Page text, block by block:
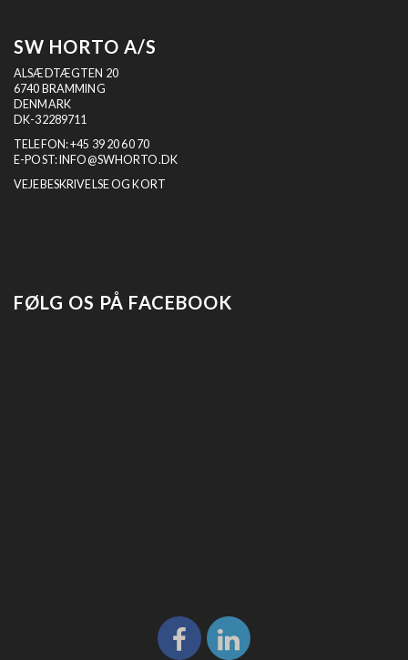
SW HORTO A/S
ALSÆDTÆGTEN 20
6740 BRAMMING
DENMARK
DK-32289711
TELEFON:+45 39 20 60 70
E-POST: INFO@SWHORTO.DK
VEJEBESKRIVELSE OG KORT
FØLG OS PÅ FACEBOOK